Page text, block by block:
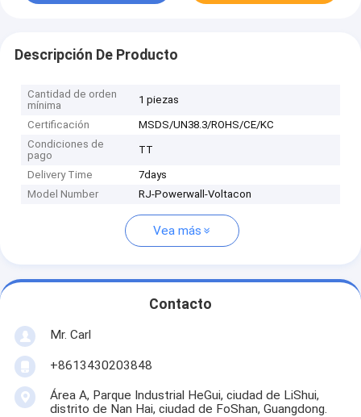
Descripción De Producto
Cantidad de orden
mínima
1 piezas
Certificación
MSDS/UN38.3/ROHS/CE/KC
Condiciones de
pago
TT
Delivery Time
7days
Model Number
RJ-Powerwall-Voltacon
Vea más
Contacto
Mr. Carl
+8613430203848
Área A, Parque Industrial HeGui, ciudad de LiShui,
distrito de Nan Hai, ciudad de FoShan, Guangdong.